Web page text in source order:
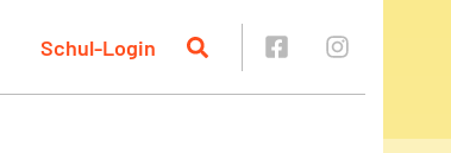
Schul-Login